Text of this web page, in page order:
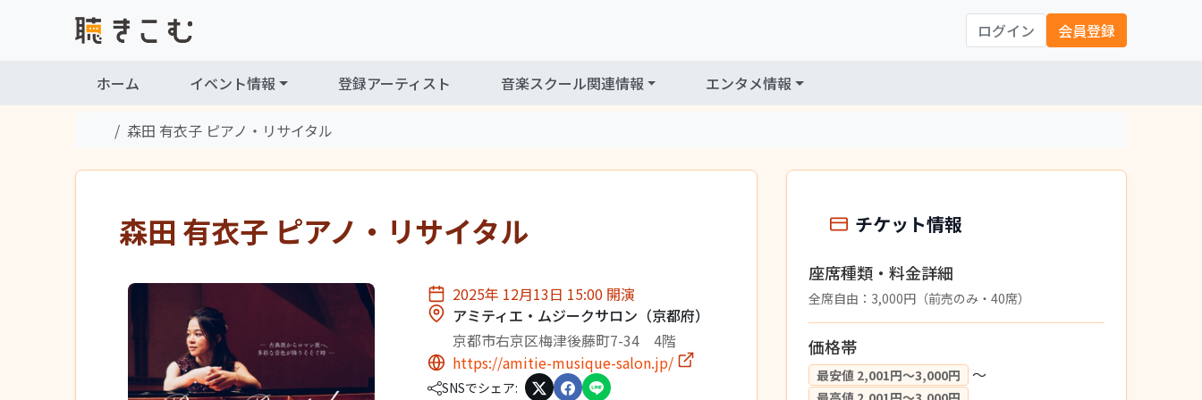
ログイン
会員登録
ホーム イベント情報 登録アーティスト 音楽スクール関連情報 エンタメ情報
Home
森田 有衣子 ピアノ・リサイタル
森田 有衣子 ピアノ・リサイタル
2025年 12月13日 15:00 開演
アミティエ・ムジークサロン（京都府）
京都市右京区梅津後藤町7-34 4階
https://amitie-musique-salon.jp/
SNSでシェア:
チケット情報
座席種類・料金詳細
全席自由：3,000円（前売のみ・40席）
価格帯
最安値 2,001円〜3,000円 〜